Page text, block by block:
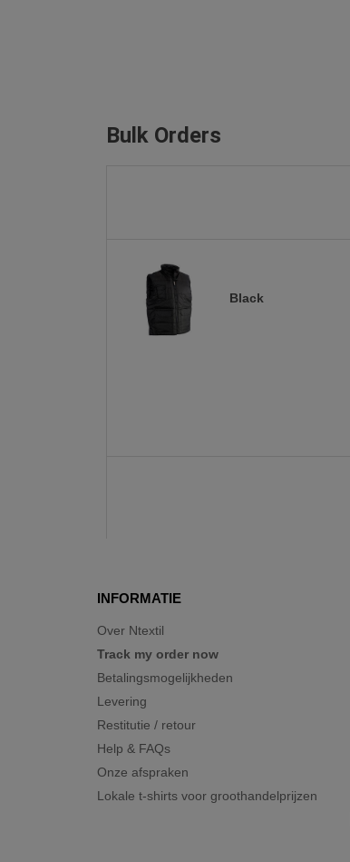
Bulk Orders
Black
INFORMATIE
Over Ntextil
Track my order now
Betalingsmogelijkheden
Levering
Restitutie / retour
Help & FAQs
Onze afspraken
Lokale t-shirts voor groothandelprijzen